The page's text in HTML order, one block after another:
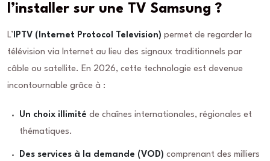
l’installer sur une TV Samsung ?
L’IPTV (Internet Protocol Television) permet de regarder la
télévision via Internet au lieu des signaux traditionnels par
câble ou satellite. En 2026, cette technologie est devenue
incontournable grâce à :
Un choix illimité de chaînes internationales, régionales et
thématiques.
Des services à la demande (VOD) comprenant des milliers